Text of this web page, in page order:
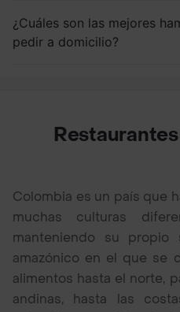
¿Cuáles son las mejores
pedir a domicilio?
Colombia es un país que
muchas culturas
manteniendo su propio
amazónico en el que se
alimentos hasta el norte,
andinas, hasta las